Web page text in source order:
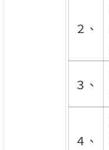
２、
３、
４、